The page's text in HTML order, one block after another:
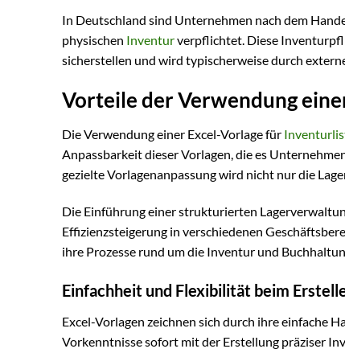
In Deutschland sind Unternehmen nach dem
physischen Inventurverpflichtet. Diese
sicherstellen und wird typischerweise durch
Vorteile der Verwendung
Die Verwendung einer Excel-Vorlage für
Anpassbarkeit dieser Vorlagen, die es
gezielte Vorlagenanpassung wird nicht nur die
Die Einführung einer strukturierten
Effizienzsteigerung in verschiedenen
ihre Prozesse rund um die Inventur und
Einfachheit und Flexibilität beim
Excel-Vorlagen zeichnen sich durch ihre einfache
Vorkenntnisse sofort mit der Erstellung präziser